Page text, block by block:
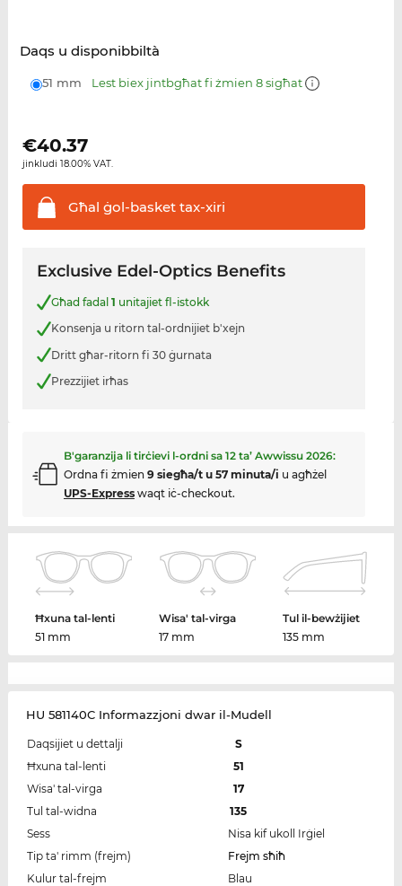
Daqs u disponibbiltà
51 mm Lest biex jintbgħat fi żmien 8 sigħat
€40.37
jinkludi 18.00% VAT.
Għal ġol-baskettax-xiri
Exclusive Edel-Optics Benefits
Għad fadal 1 unitajiet fl-istokk
Konsenja u ritorn tal-ordnijiet b'xejn
Dritt għar-ritorn fi 30 ġurnata
Prezzijiet irħas
B'garanzija li tirċievi l-ordni sa 12 ta’ Awwissu 2026:
Ordna fi żmien 9 siegħa/t u 57 minuta/i u agħżel
UPS-Expresswaqt iċ-checkout.
Ħxuna tal-lenti
51 mm
Wisa' tal-virga
17 mm
Tul il-bewżijiet
135 mm
HU 581140C Informazzjoni dwar il-Mudell
Daqsijiet u dettalji
S
Ħxuna tal-lenti
51
Wisa' tal-virga
17
Tul tal-widna
135
Sess
Nisa kif ukoll Irġiel
Tip ta' rimm (frejm)
Frejm sħiħ
Kulur tal-frejm
Blau